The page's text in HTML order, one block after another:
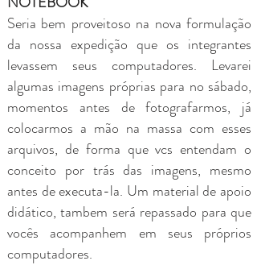
Seria bem proveitoso na nova formulação
da nossa expedição que os integrantes
levassem seus computadores. Levarei
algumas imagens próprias para no sábado,
momentos antes de fotografarmos, já
colocarmos a mão na massa com esses
arquivos, de forma que vcs entendam o
conceito por trás das imagens, mesmo
antes de executa-la. Um material de apoio
didático, tambem será repassado para que
vocês acompanhem em seus próprios
computadores.